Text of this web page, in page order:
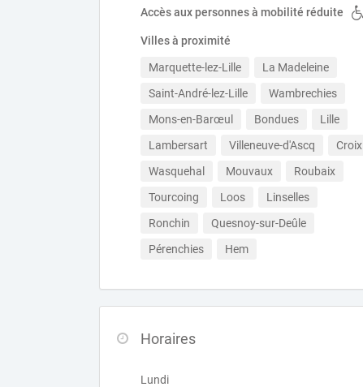
Accès aux personnes à mobilité réduite
Villes à proximité
Marquette-lez-Lille
La Madeleine
Saint-André-lez-Lille
Wambrechies
Mons-en-Barœul
Bondues
Lille
Lambersart
Villeneuve-d'Ascq
Croix
Wasquehal
Mouvaux
Roubaix
Tourcoing
Loos
Linselles
Ronchin
Quesnoy-sur-Deûle
Pérenchies
Hem
Horaires
Lundi